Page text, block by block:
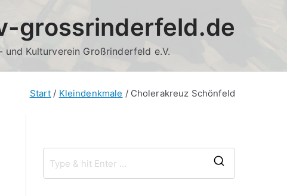
grossrinderfeld.de
und Kulturverein Großrinderfeld e.V.
Start Kleindenkmale Cholerakreuz Schönfeld